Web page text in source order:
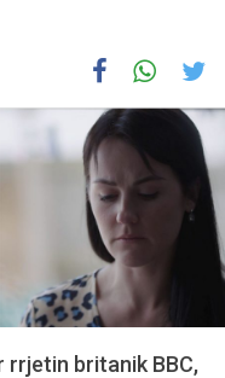
rrjetin britanik BBC,